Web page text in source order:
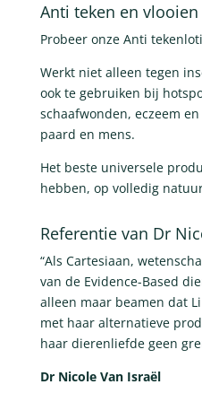
Anti teken en
Probeer onze Anti
Werkt niet alleen tegen
ook te gebruiken bij
schaafwonden, eczeem
paard en mens.
Het beste universele
hebben, op volledig
Referentie van Dr
“Als Cartesiaan,
van de Evidence-Based
alleen maar beamen dat
met haar alternatieve
haar dierenliefde geen
Dr Nicole Van Israël